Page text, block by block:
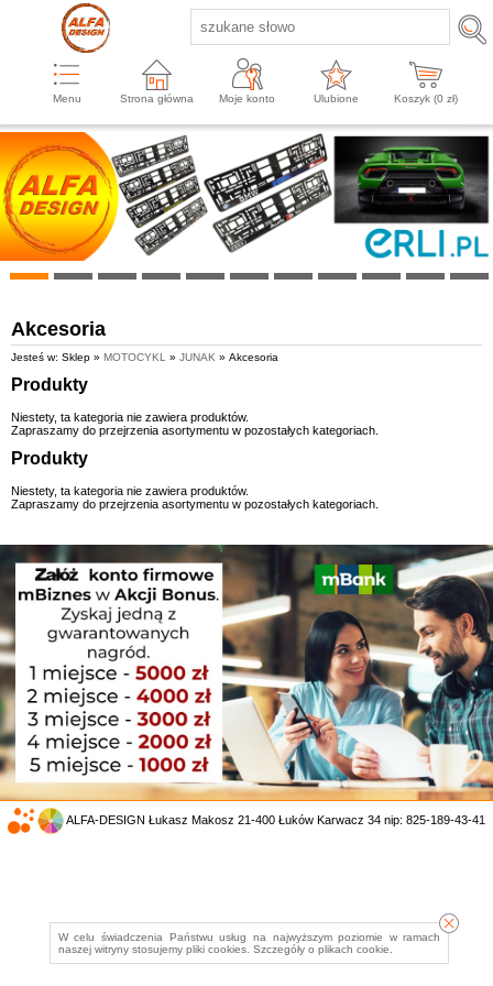
Menu Strona główna Moje konto Ulubione Koszyk (0 zł)
Akcesoria
Jesteś w: Sklep » MOTOCYKL » JUNAK » Akcesoria
Produkty
Niestety, ta kategoria nie zawiera produktów.
Zapraszamy do przejrzenia asortymentu w pozostałych kategoriach.
Produkty
Niestety, ta kategoria nie zawiera produktów.
Zapraszamy do przejrzenia asortymentu w pozostałych kategoriach.
ALFA-DESIGN Łukasz Makosz 21-400 Łuków Karwacz 34 nip: 825-189-43-41
W celu świadczenia Państwu usług na najwyższym poziomie w ramach
naszej witryny stosujemy pliki cookies. Szczegóły o plikach cookie